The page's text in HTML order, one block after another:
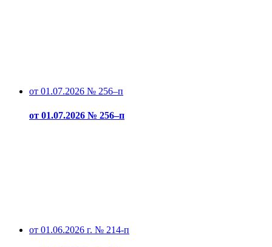
от 01.07.2026 № 256–п
от 01.07.2026 № 256–п
от 01.06.2026 г. № 214-п